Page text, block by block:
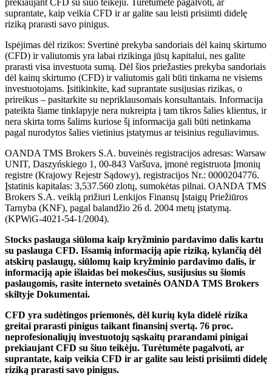
suprantate, kaip veikia CFD ir ar galite sau leisti prisiimti didelę
riziką prarasti savo pinigus.
Ispėjimas dėl rizikos: Svertinė prekyba sandoriais dėl kainų skirtumo
(CFD) ir valiutomis yra labai rizikinga jūsų kapitalui, nes galite
prarasti visa investuota sumą. Dėl šios priežasties prekyba sandoriais
dėl kainų skirtumo (CFD) ir valiutomis gali būti tinkama ne visiems
investuotojams. Įsitikinkite, kad suprantate susijusias rizikas, o
prireikus – pasitarkite su nepriklausomais konsultantais. Informacija
pateikta šiame tinklapyje nera nukreipta į tam tikros šalies klientus, ir
nera skirta toms šalims kuriose šį informacija gali būti netinkama
pagal nurodytos šalies vietinius įstatymus ar teisinius reguliavimus.
OANDA TMS Brokers S.A. buveinės registracijos adresas: Warsaw
UNIT, Daszyńskiego 1, 00-843 Varšuva, įmonė registruota Įmonių
registre (Krajowy Rejestr Sądowy), registracijos Nr.: 0000204776.
Įstatinis kapitalas: 3,537.560 zlotų, sumokėtas pilnai. OANDA TMS
Brokers S.A. veiklą prižiuri Lenkijos Finansų Įstaigų Priežiūros
Tarnyba (KNF), pagal balandžio 26 d. 2004 metų įstatymą.
(KPWiG-4021-54-1/2004).
Stocks paslauga siūloma kaip kryžminio pardavimo dalis kartu
su paslauga CFD. Išsamią informaciją apie riziką, kylančią dėl
atskirų paslaugų, siūlomų kaip kryžminio pardavimo dalis, ir
informaciją apie išlaidas bei mokesčius, susijusius su šiomis
paslaugomis, rasite interneto svetainės OANDA TMS Brokers
skiltyje Dokumentai.
CFD yra sudėtingos priemonės, dėl kurių kyla didelė rizika
greitai prarasti pinigus taikant finansinį svertą. 76 proc.
neprofesionaliųjų investuotojų sąskaitų prarandami pinigai
prekiaujant CFD su šiuo teikėju. Turėtumėte pagalvoti, ar
suprantate, kaip veikia CFD ir ar galite sau leisti prisiimti didelę
riziką prarasti savo pinigus.